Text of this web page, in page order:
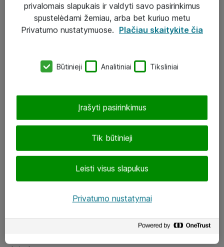
Atea ekspertų patarimai verslui
eShop@atea.lt
LinkedIn
privalomais slapukais ir valdyti savo pasirinkimus
spustelėdami žemiau, arba bet kuriuo metu
Privatumo nustatymuose. Plačiau skaitykite čia
Būtinieji Analitiniai Tiksliniai
Tik būtinieji
Leisti visus slapukus
Įrašyti pasirinkimus
Privatumo nustatymai